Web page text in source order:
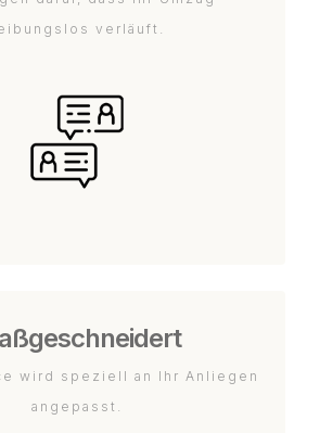
verläuft.
wird speziell an Ihr Anliegen
angepasst.